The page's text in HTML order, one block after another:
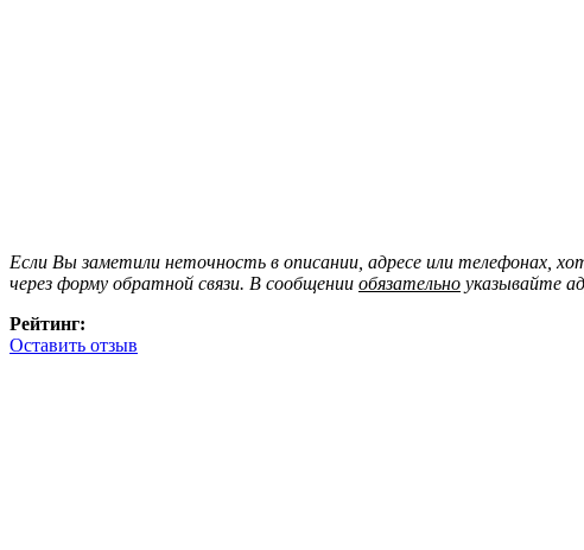
Если Вы заметили неточность в описании, адресе или телефонах,
через форму обратной связи. В сообщении обязательно указывайте
Рейтинг:
Оставить отзыв